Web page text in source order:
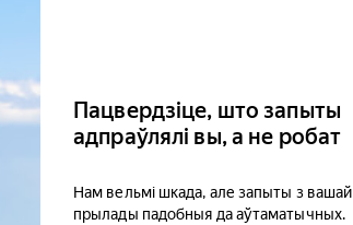
Пацвердзіце, што запыты
адпраўлялі вы, а не робат
Нам вельмі шкада, але запыты з вашай
прылады падобныя да аўтаматычных.